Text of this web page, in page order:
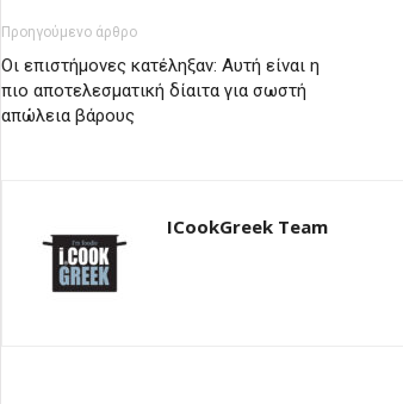
Προηγούμενο άρθρο
Οι επιστήμονες κατέληξαν: Αυτή είναι η
πιο αποτελεσματική δίαιτα για σωστή
απώλεια βάρους
ICookGreek Team